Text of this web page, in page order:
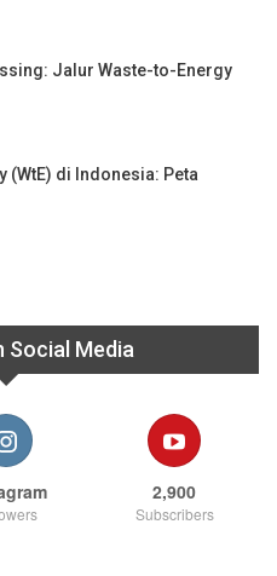
Jalur Waste-to-Energy
(WtE) di Indonesia: Peta
Social Media
2,900
Subscribers